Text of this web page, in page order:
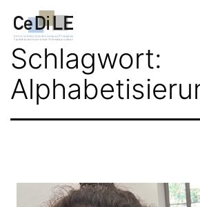
Inhalt
springen
CeDiLE
Schlagwort: